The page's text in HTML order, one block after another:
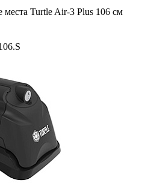
Turtle Air-3 Plus 106 см